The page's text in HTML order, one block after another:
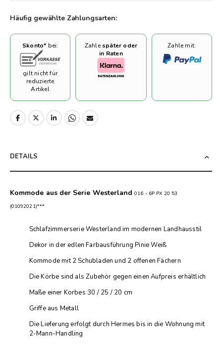
Häufig gewählte Zahlungsarten:
Skonto* bei:
gilt nicht für
reduzierte
Artikel
Zahlespäter oder
in Raten
Zahle mit:
DETAILS
Kommode aus der Serie Westerland 016 - 6P PX 20 53
(01092021)***
Schlafzimmerserie Westerland im modernen Landhausstil
Dekor in der edlen Farbausführung Pinie Weiß
Kommode mit 2 Schubladen und 2 offenen Fächern
Die Körbe sind als Zubehör gegen einen Aufpreis erhältlich
Maße einer Korbes 30 / 25 / 20 cm
Griffe aus Metall
Die Lieferung erfolgt durch Hermes bis in die Wohnung mit
2-Mann-Handling